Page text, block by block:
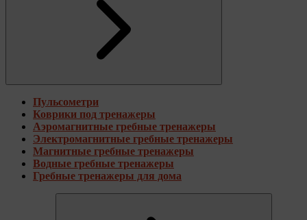
Пульсометри
Коврики под тренажеры
Аэромагнитные гребные тренажеры
Электромагнитные гребные тренажеры
Магнитные гребные тренажеры
Водные гребные тренажеры
Гребные тренажеры для дома